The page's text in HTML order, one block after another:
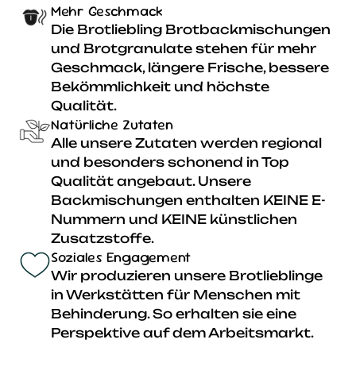
Weizenmehl 1050
Dieses mittel ausgemahlene
Roggenmehl bringt eine
Mehr Geschmack
Die Brotliebling Brotbackmischungen
und Brotgranulate stehen für mehr
Geschmack, längere Frische, bessere
Bekömmlichkeit und höchste
Qualität.
Natürliche Zutaten
Alle unsere Zutaten werden regional
und besonders schonend in Top
Qualität angebaut. Unsere
Backmischungen enthalten KEINE E-
Nummern und KEINE künstlichen
Zusatzstoffe.
Soziales Engagement
Wir produzieren unsere Brotlieblinge
in Werkstätten für Menschen mit
Behinderung. So erhalten sie eine
Perspektive auf dem Arbeitsmarkt.